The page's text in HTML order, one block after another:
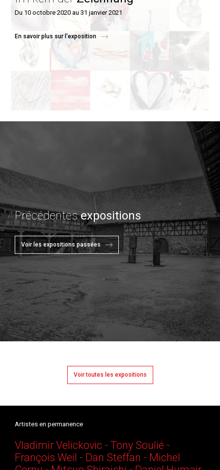
Du 10 octobre 2020 au 31 janvier 2021
En savoir plus sur l'exposition
Précédentesexpositions
Voir les expositions passées
Voir toutes les expositions
Artistes en permanence
Vladimir Velickovic - Tony Soulié -
François Weil - Dan Steffan - Michel